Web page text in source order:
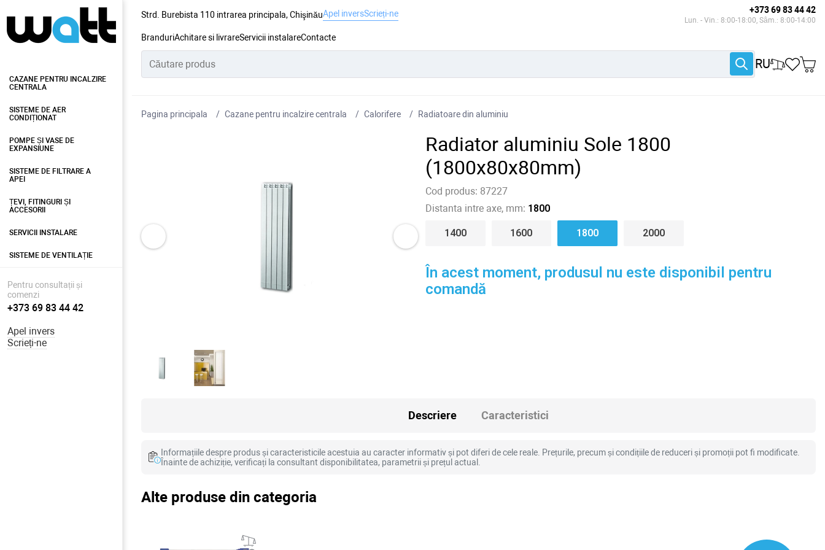
Strd. Burebista 110 intrarea principala, ChişinăuApel inversScrieți-ne +373 69 83 44 42
Lun. - Vin.: 8:00-18:00, Sâm.: 8:00-14:00
BranduriAchitare si livrareServicii instalareContacte
RU
CAZANE PENTRU INCALZIRE
CENTRALA
SISTEME DE AER
CONDIȚIONAT
POMPE ȘI VASE DE
EXPANSIUNE
SISTEME DE FILTRARE A
APEI
ȚEVI, FITINGURI ȘI
ACCESORII
SERVICII INSTALARE
SISTEME DE VENTILAȚIE
Pentru consultații și
comenzi
+373 69 83 44 42
Apel invers
Scrieți-ne
Pagina principala Cazane pentru incalzire centrala Сalorifere Radiatoare din aluminiu
Radiator aluminiu Sole 1800
(1800x80x80mm)
Cod produs: 87227
Distanta intre axe, mm: 1800
1400 1600 1800 2000
În acest moment, produsul nu este disponibil pentru
comandă
Descriere Caracteristici
Informațiile despre produs și caracteristicile acestuia au caracter informativ și pot diferi de cele reale. Prețurile, precum și condițiile de reduceri și promoții pot fi modificate.
Înainte de achiziție, verificați la consultant disponibilitatea, parametrii și prețul actual.
Alte produse din categoria